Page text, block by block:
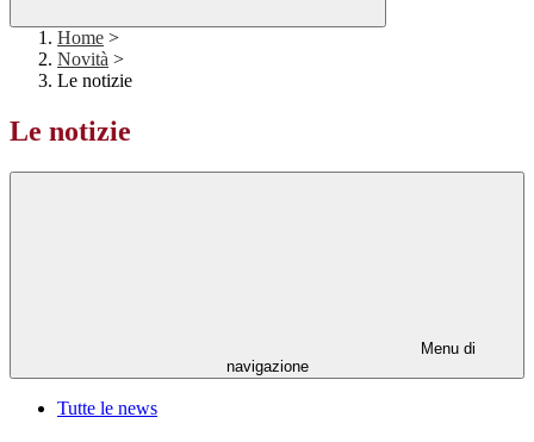
Home >
Novità >
Le notizie
Le notizie
Menu di
navigazione
Tutte le news